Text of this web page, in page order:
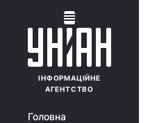
ІНФОРМАЦІЙНЕ
АГЕНТСТВО
Головна